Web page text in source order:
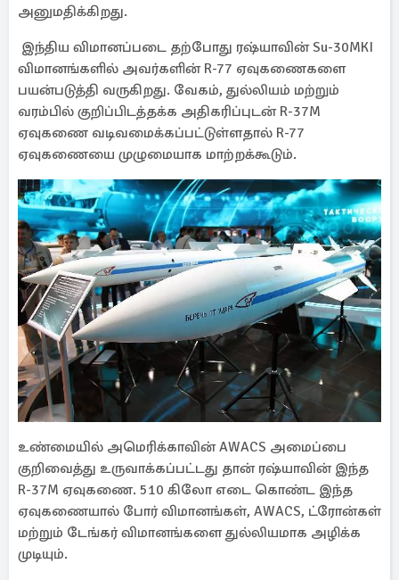
அனுமதிக்கிறது.
இந்திய விமானப்படை தற்போது ரஷ்யாவின் Su-30MKI
விமானங்களில் அவர்களின் R-77 ஏவுகணைகளை
பயன்படுத்தி வருகிறது. வேகம், துல்லியம் மற்றும்
வரம்பில் குறிப்பிடத்தக்க அதிகரிப்புடன் R-37M
ஏவுகணை வடிவமைக்கப்பட்டுள்ளதால் R-77
ஏவுகணையை முழுமையாக மாற்றக்கூடும்.
உண்மையில் அமெரிக்காவின் AWACS அமைப்பை
குறிவைத்து உருவாக்கப்பட்டது தான் ரஷ்யாவின் இந்த
R-37M ஏவுகணை. 510 கிலோ எடை கொண்ட இந்த
ஏவுகணையால் போர் விமானங்கள், AWACS, ட்ரோன்கள்
மற்றும் டேங்கர் விமானங்களை துல்லியமாக அழிக்க
முடியும்.